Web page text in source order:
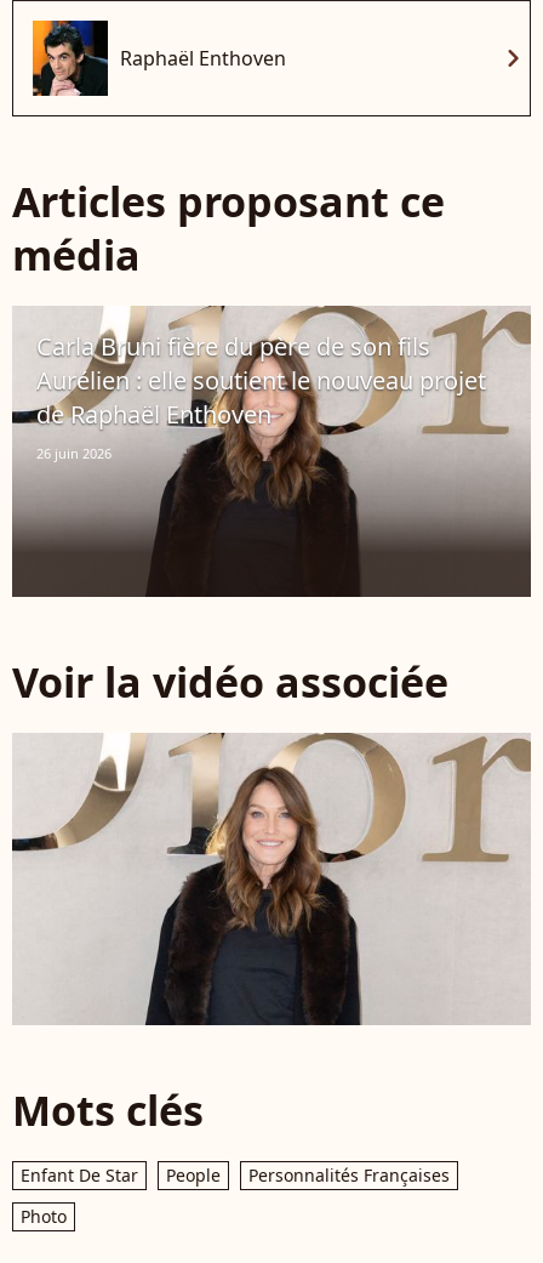
Raphaël Enthoven chevron_right
Articles proposant ce
média
Carla Bruni fière du père de son fils
Aurélien : elle soutient le nouveau projet
de Raphaël Enthoven
26 juin 2026
Voir la vidéo associée
Mots clés
Enfant De Star People
Personnalités Françaises
Photo